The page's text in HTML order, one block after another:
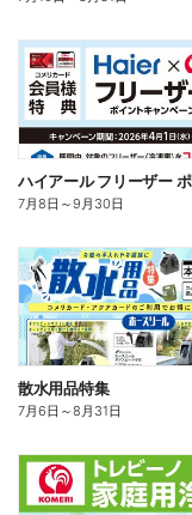
7月8日 ～9月30日
散水用品特集
7月6日 ～8月31日